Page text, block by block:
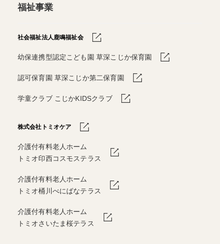
福祉事業
社会福祉法人鹿鳴福祉会
幼保連携型認定こども園 草深こじか保育園
認可保育園 草深こじか第二保育園
学童クラブ こじかKIDSクラブ
株式会社トミオケア
介護付有料老人ホーム
トミオ印西コスモステラス
介護付有料老人ホーム
トミオ桶川べにばなテラス
介護付有料老人ホーム
トミオさいたま桜テラス